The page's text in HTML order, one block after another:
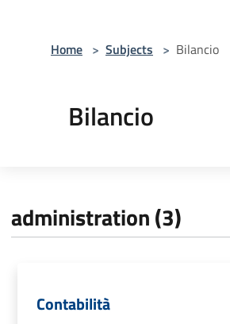
Home > Subjects > Bilancio
Bilancio
administration (3)
Contabilità